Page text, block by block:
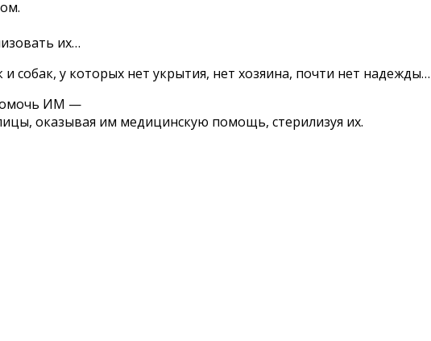
их…
собак, у которых нет укрытия, нет хозяина, почти нет надежды…
ИМ —
оказывая им медицинскую помощь, стерилизуя их.